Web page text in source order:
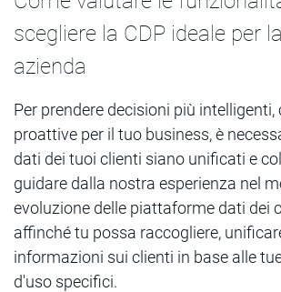
scegliere la CDP ideale per
azienda
Per prendere decisioni più intelligenti,
proattive per il tuo business, è
dati dei tuoi clienti siano unificati e
guidare dalla nostra esperienza nel
evoluzione delle piattaforme dati dei
affinché tu possa raccogliere,
informazioni sui clienti in base alle
d'uso specifici.